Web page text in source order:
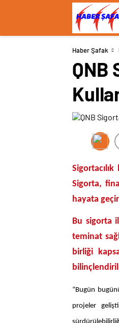
Haber Şafak
QNB
Sigorta,
hayata
Bu sigorta
teminat
birliği
“Bugün
projeler